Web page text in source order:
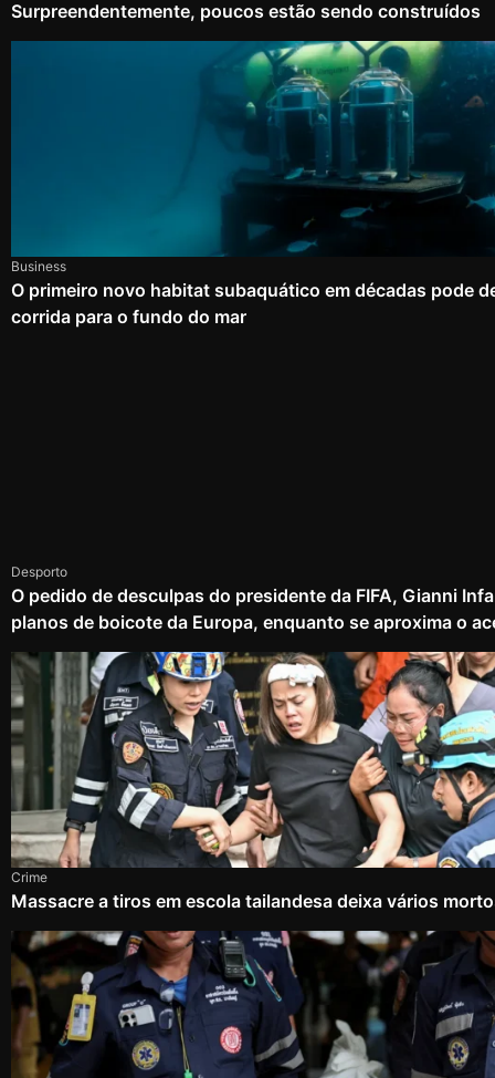
Surpreendentemente, poucos estão sendo construídos
Business
O primeiro novo habitat subaquático em décadas pode
corrida para o fundo do mar
Desporto
O pedido de desculpas do presidente da FIFA, Gianni
planos de boicote da Europa, enquanto se aproxima o
Crime
Massacre a tiros em escola tailandesa deixa vários